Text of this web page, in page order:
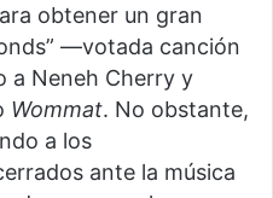
obtener un gran
—votada canción
a Neneh Cherry y
Wommat. No obstante,
a los
ante la música